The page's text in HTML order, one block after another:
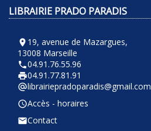
LIBRAIRIE PRADO PARADIS
room 19, avenue de Mazargues,
13008 Marseille
phone04.91.76.55.96
local_printshop04.91.77.81.91
alternate_emaillibrairiepradoparadis@gmail.com
query_builderAccès - horaires
emailContact